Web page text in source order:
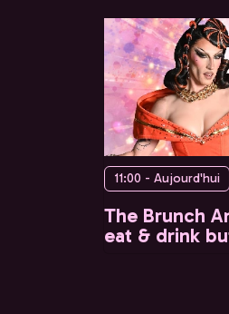
11:00 - Aujourd'hui
The Brunch
eat & drink